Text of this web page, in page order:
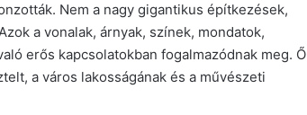
Nem a nagy gigantikus építkezések,
a vonalak, árnyak, színek, mondatok,
erős kapcsolatokban fogalmazódnak meg. Ő
a város lakosságának és a művészeti